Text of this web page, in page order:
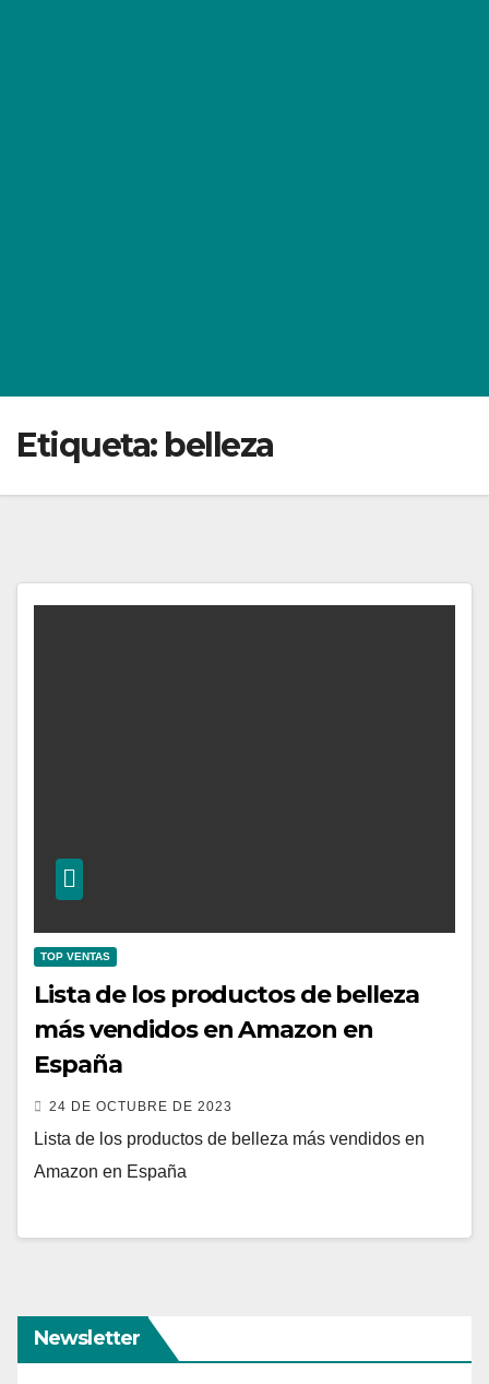
Etiqueta: belleza
TOP VENTAS
Lista de los productos de belleza
más vendidos en Amazon en
España
24 DE OCTUBRE DE 2023
Lista de los productos de belleza más vendidos en
Amazon en España
Newsletter